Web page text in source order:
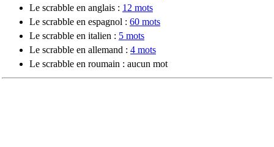
Le scrabble en anglais : 12 mots
Le scrabble en espagnol : 60 mots
Le scrabble en italien : 5 mots
Le scrabble en allemand : 4 mots
Le scrabble en roumain : aucun mot